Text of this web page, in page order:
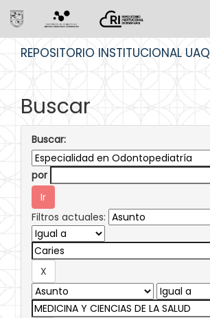
REPOSITORIO INSTITUCIONAL UAQ
Buscar
Buscar:
por
Filtros actuales: